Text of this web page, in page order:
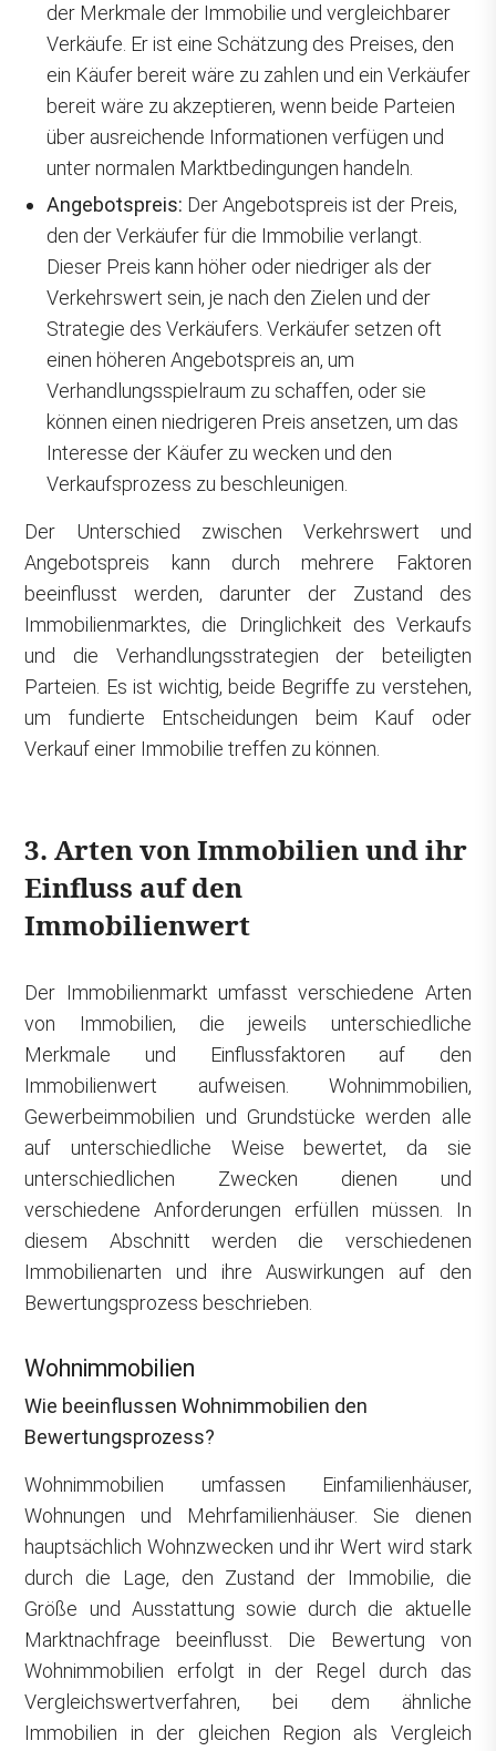
der Merkmale der Immobilie und vergleichbarer
Verkäufe. Er ist eine Schätzung des Preises, den
ein Käufer bereit wäre zu zahlen und ein Verkäufer
bereit wäre zu akzeptieren, wenn beide Parteien
über ausreichende Informationen verfügen und
unter normalen Marktbedingungen handeln.
Angebotspreis: Der Angebotspreis ist der Preis,
den der Verkäufer für die Immobilie verlangt.
Dieser Preis kann höher oder niedriger als der
Verkehrswert sein, je nach den Zielen und der
Strategie des Verkäufers. Verkäufer setzen oft
einen höheren Angebotspreis an, um
Verhandlungsspielraum zu schaffen, oder sie
können einen niedrigeren Preis ansetzen, um das
Interesse der Käufer zu wecken und den
Verkaufsprozess zu beschleunigen.
Der Unterschied zwischen Verkehrswert und
Angebotspreis kann durch mehrere Faktoren
beeinflusst werden, darunter der Zustand des
Immobilienmarktes, die Dringlichkeit des Verkaufs
und die Verhandlungsstrategien der beteiligten
Parteien. Es ist wichtig, beide Begriffe zu verstehen,
um fundierte Entscheidungen beim Kauf oder
Verkauf einer Immobilie treffen zu können.
3. Arten von Immobilien und ihr
Einfluss auf den
Immobilienwert
Der Immobilienmarkt umfasst verschiedene Arten
von Immobilien, die jeweils unterschiedliche
Merkmale und Einflussfaktoren auf den
Immobilienwert aufweisen. Wohnimmobilien,
Gewerbeimmobilien und Grundstücke werden alle
auf unterschiedliche Weise bewertet, da sie
unterschiedlichen Zwecken dienen und
verschiedene Anforderungen erfüllen müssen. In
diesem Abschnitt werden die verschiedenen
Immobilienarten und ihre Auswirkungen auf den
Bewertungsprozess beschrieben.
Wohnimmobilien
Wie beeinflussen Wohnimmobilien den
Bewertungsprozess?
Wohnimmobilien umfassen Einfamilienhäuser,
Wohnungen und Mehrfamilienhäuser. Sie dienen
hauptsächlich Wohnzwecken und ihr Wert wird stark
durch die Lage, den Zustand der Immobilie, die
Größe und Ausstattung sowie durch die aktuelle
Marktnachfrage beeinflusst. Die Bewertung von
Wohnimmobilien erfolgt in der Regel durch das
Vergleichswertverfahren, bei dem ähnliche
Immobilien in der gleichen Region als Vergleich